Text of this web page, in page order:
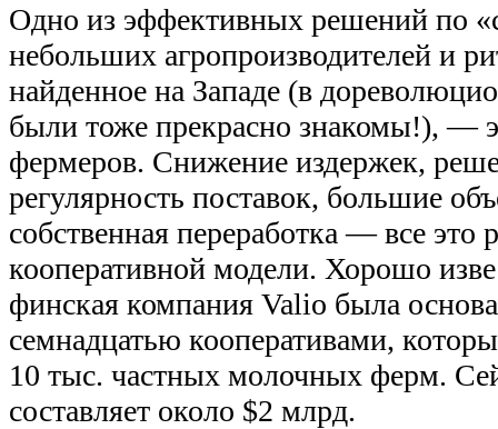
Одно из эффективных решений по
небольших агропроизводителей и
найденное на Западе (в
были тоже прекрасно знакомы!), —
фермеров. Снижение издержек,
регулярность поставок, большие
собственная переработка — все это
кооперативной модели. Хорошо
финская компания Valio была
семнадцатью кооперативами,
10 тыс. частных молочных ферм.
составляет около $2 млрд.